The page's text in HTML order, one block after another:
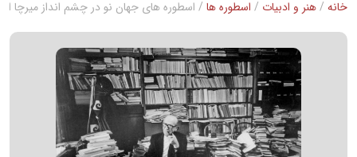
خانه /هنر و ادبیات / اسطوره ها / اسطوره های جهان نو در چشم انداز میرچا